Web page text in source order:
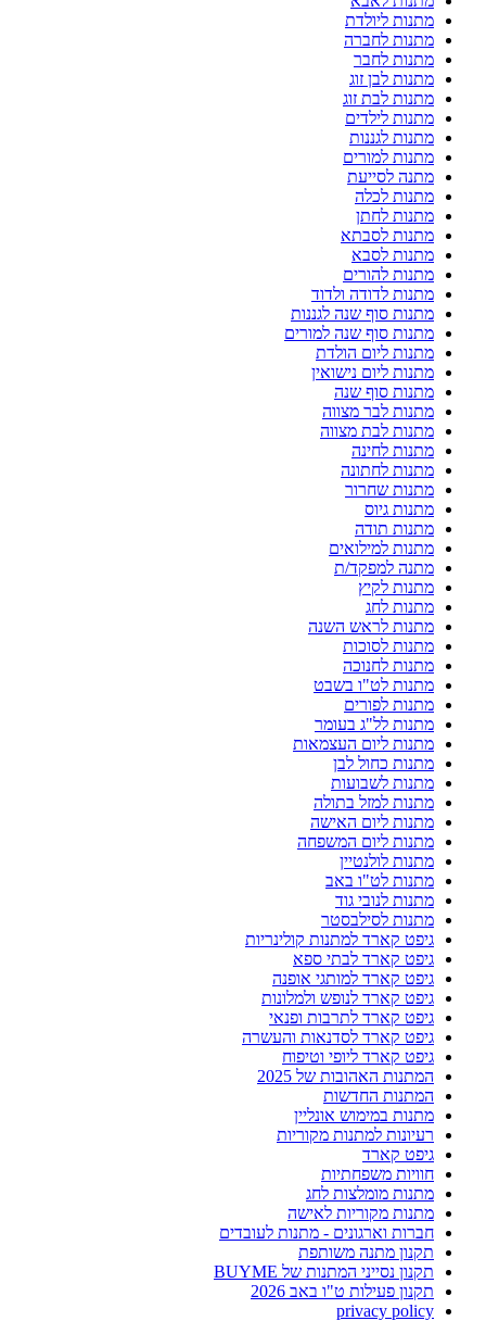
מתנות ליולדת
מתנות לחברה
מתנות לחבר
מתנות לבן זוג
מתנות לבת זוג
מתנות לילדים
מתנות לגננות
מתנות למורים
מתנה לסייעת
מתנות לכלה
מתנות לחתן
מתנות לסבתא
מתנות לסבא
מתנות להורים
מתנות לדודה ולדוד
מתנות סוף שנה לגננות
מתנות סוף שנה למורים
מתנות ליום הולדת
מתנות ליום נישואין
מתנות סוף שנה
מתנות לבר מצווה
מתנות לבת מצווה
מתנות לחינה
מתנות לחתונה
מתנות שחרור
מתנות גיוס
מתנות תודה
מתנות למילואים
מתנה למפקד/ת
מתנות לקיץ
מתנות לחג
מתנות לראש השנה
מתנות לסוכות
מתנות לחנוכה
מתנות לט"ו בשבט
מתנות לפורים
מתנות לל"ג בעומר
מתנות ליום העצמאות
מתנות כחול לבן
מתנות לשבועות
מתנות למזל בתולה
מתנות ליום האישה
מתנות ליום המשפחה
מתנות לולנטיין
מתנות לט"ו באב
מתנות לנובי גוד
מתנות לסילבסטר
גיפט קארד למתנות קולינריות
גיפט קארד לבתי ספא
גיפט קארד למותגי אופנה
גיפט קארד לנופש ולמלונות
גיפט קארד לתרבות ופנאי
גיפט קארד לסדנאות והעשרה
גיפט קארד ליופי וטיפוח
המתנות האהובות של 2025
המתנות החדשות
מתנות במימוש אונליין
רעיונות למתנות מקוריות
גיפט קארד
חוויות משפחתיות
מתנות מומלצות לחג
מתנות מקוריות לאישה
חברות וארגונים - מתנות לעובדים
תקנון מתנה משותפת
תקנון נסייני המתנות של BUYME
תקנון פעילות ט"ו באב 2026
privacy policy